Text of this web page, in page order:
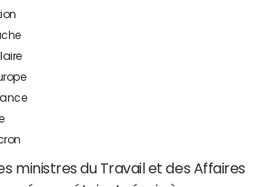
ministres du Travail et des Affaires